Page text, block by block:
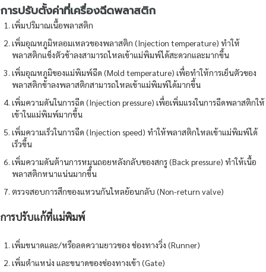
การปรับตั้งค่าที่เครื่องฉีดพลาสติก
เพิ่มปริมาณเนื้อพลาสติก
เพิ่มอุณหภูมิหลอมเหลวของพลาสติก (Injection temperature) ทำให้
พลาสติกแข็งตัวช้าลงสามารถไหลเข้าแม่พิมพ์ได้สะดวกและมากขึ้น
เพิ่มอุณหภูมิของแม่พิมพ์ฉีด (Mold temperature) เพื่อทำให้การเย็นตัวของ
พลาสติกช้าลงพลาสติกสามารถไหลเข้าแม่พิมพ์ได้มากขึ้น
เพิ่มความดันในการฉีด (Injection pressure) เพื่อเพิ่มแรงในการฉีดพลาสติกให้
เข้าในแม่พิมพ์มากขึ้น
เพิ่มความเร็วในการฉีด (Injection speed) ทำให้พลาสติกไหลเข้าแม่พิมพ์ได้
เร็วขึ้น
เพิ่มความดันต้านการหมุนถอยหลังกลับของสกรู (Back pressure) ทำให้เนื้อ
พลาสติกหนาแน่นมากขึ้น
ตรวจสอบการสึกของแหวนกันไหลย้อนกลับ (Non-return valve)
การปรับแก้ที่แม่พิมพ์
เพิ่มขนาดและ/หรือลดความยาวของ ช่องทางวิ่ง (Runner)
เพิ่มตําแหน่ง และขนาดของช่องทางเข้า (Gate)